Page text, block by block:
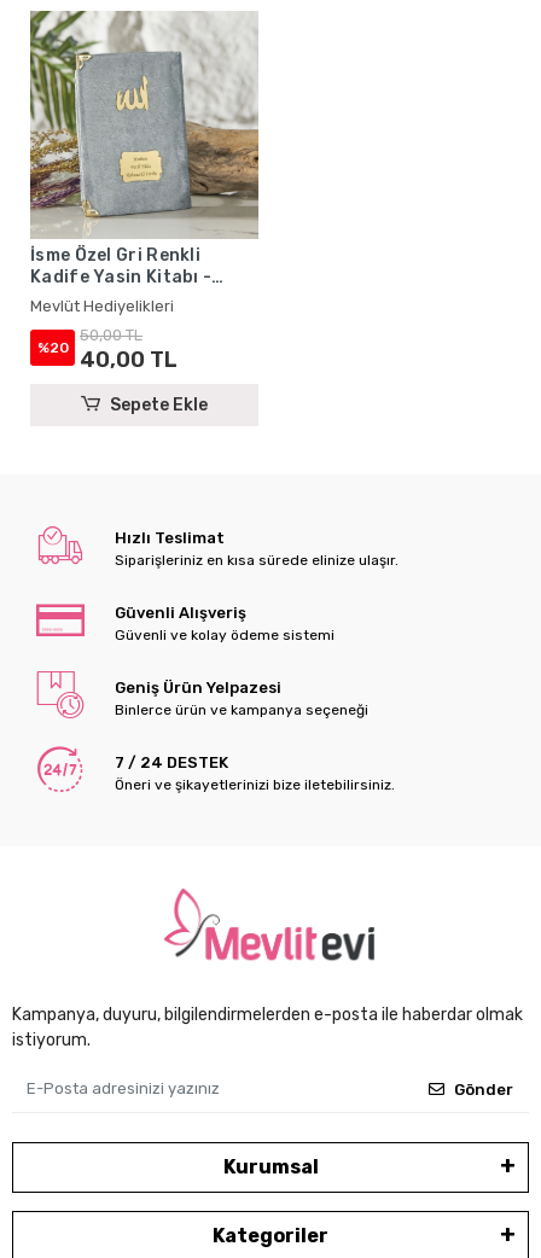
İsme Özel Gri Renkli
Kadife Yasin Kitabı -
Mevlüt Hediyelikleri
Mevlüt Hediyelikleri
%20
50,00 TL
40,00 TL
Sepete Ekle
Hızlı Teslimat
Siparişleriniz en kısa sürede elinize ulaşır.
Güvenli Alışveriş
Güvenli ve kolay ödeme sistemi
Geniş Ürün Yelpazesi
Binlerce ürün ve kampanya seçeneği
7 / 24 DESTEK
Öneri ve şikayetlerinizi bize iletebilirsiniz.
Kampanya, duyuru, bilgilendirmelerden e-posta ile haberdar olmak
istiyorum.
Gönder
Kurumsal
Kategoriler